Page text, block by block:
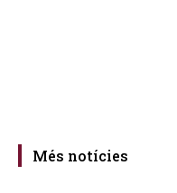
Més notícies